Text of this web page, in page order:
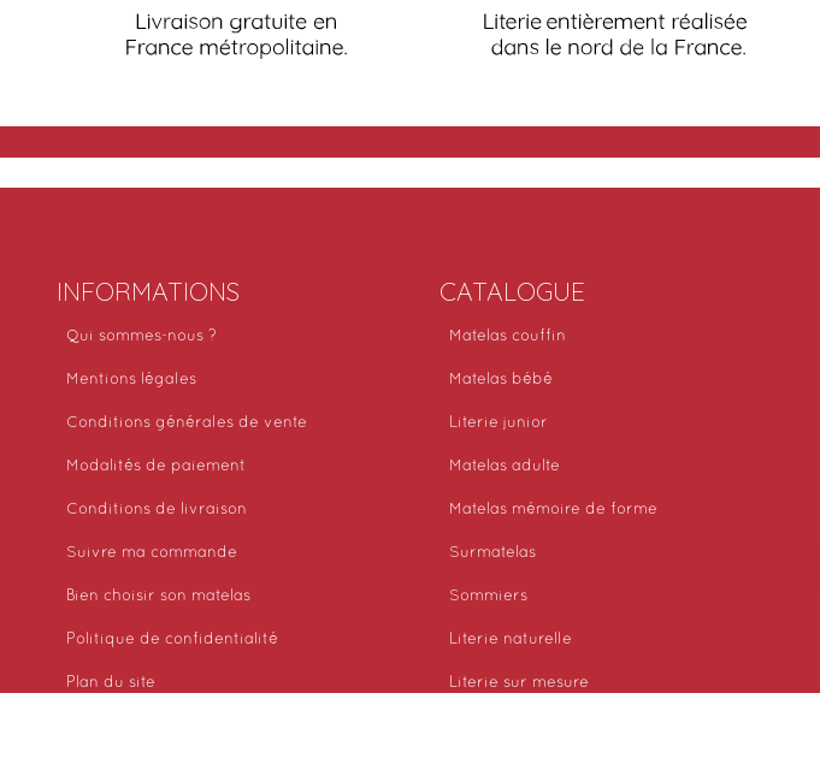
INFORMATIONS
Qui sommes-nous ?
Mentions légales
Conditions générales de vente
Modalités de paiement
Conditions de livraison
Suivre ma commande
Bien choisir son matelas
Politique de confidentialité
Plan du site
CATALOGUE
Matelas couffin
Matelas bébé
Literie junior
Matelas adulte
Matelas mémoire de forme
Surmatelas
Sommiers
Literie naturelle
Literie sur mesure